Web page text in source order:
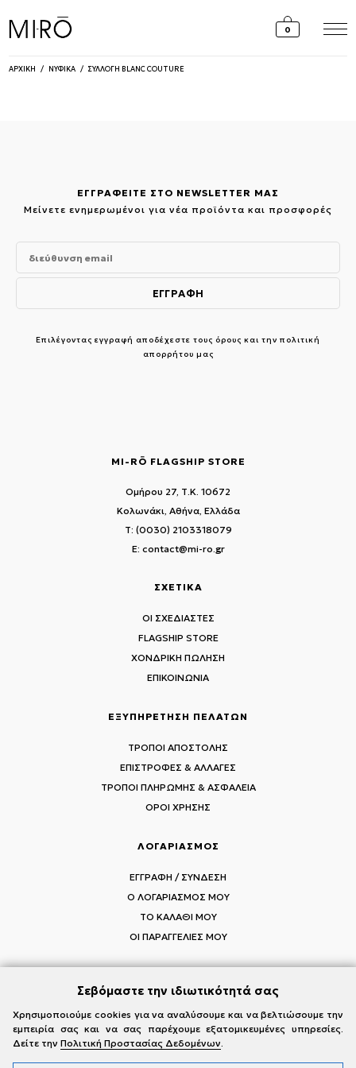
0
ΑΡΧΙΚΗ / ΝΥΦΙΚΑ / ΣΥΛΛΟΓΗ BLANC COUTURE
ΕΓΓΡΑΦΕΙΤΕ ΣΤΟ NEWSLETTER ΜΑΣ
Μείνετε ενημερωμένοι για νέα προϊόντα και προσφορές
Επιλέγοντας εγγραφή αποδέχεστε τους όρους και την πολιτική
απορρήτου μας
MI-RŌ FLAGSHIP STORE
Ομήρου 27, Τ.Κ. 10672
Κολωνάκι, Αθήνα, Ελλάδα
T: (0030) 2103318079
E: contact@mi-ro.gr
ΣΧΕΤΙΚΑ
ΟΙ ΣΧΕΔΙΑΣΤΕΣ
FLAGSHIP STORE
ΧΟΝΔΡΙΚΗ ΠΩΛΗΣΗ
ΕΠΙΚΟΙΝΩΝΙΑ
ΕΞΥΠΗΡΕΤΗΣΗ ΠΕΛΑΤΩΝ
ΤΡΟΠΟΙ ΑΠΟΣΤΟΛΗΣ
ΕΠΙΣΤΡΟΦΕΣ & ΑΛΛΑΓΕΣ
ΤΡΟΠΟΙ ΠΛΗΡΩΜΗΣ & ΑΣΦΑΛΕΙΑ
ΟΡΟΙ ΧΡΗΣΗΣ
ΛΟΓΑΡΙΑΣΜΟΣ
ΕΓΓΡΑΦΗ / ΣΥΝΔΕΣΗ
Ο ΛΟΓΑΡΙΑΣΜΟΣ ΜΟΥ
ΤΟ ΚΑΛΑΘΙ ΜΟΥ
ΟΙ ΠΑΡΑΓΓΕΛΙΕΣ ΜΟΥ
ΑΚΟΛΟΥΘΗΣΤΕ ΤΟΥΣ MI-RŌ
Visit InstagramVisit FacebookVisit Vimeo
Σεβόμαστε την ιδιωτικότητά σας
Χρησιμοποιούμε cookies για να αναλύσουμε και να βελτιώσουμε την
εμπειρία σας και να σας παρέχουμε εξατομικευμένες υπηρεσίες.
Δείτε την Πολιτική Προστασίας Δεδομένων.